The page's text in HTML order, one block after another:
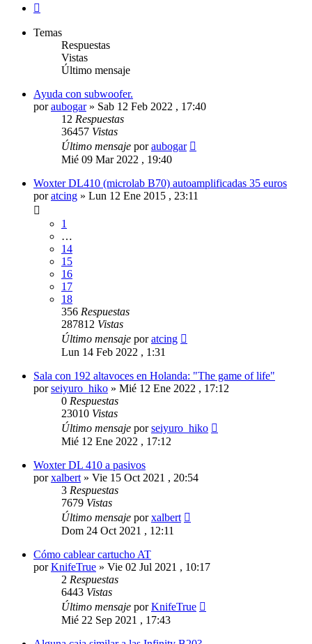
Temas
Respuestas
Vistas
Último mensaje
Ayuda con subwoofer.
poraubogar» Sab 12 Feb 2022 , 17:40
12 Respuestas
36457 Vistas
Último mensaje poraubogar
Mié 09 Mar 2022 , 19:40
Woxter DL410 (microlab B70) autoamplificadas 35 euros
poratcing » Lun 12 Ene 2015 , 23:11
1
…
14
15
16
17
18
356 Respuestas
287812 Vistas
Último mensaje poratcing
Lun 14 Feb 2022 , 1:31
Sala con 192 altavoces en Holanda: "The game of life"
porseiyuro_hiko » Mié 12 Ene 2022 , 17:12
0 Respuestas
23010 Vistas
Último mensaje porseiyuro_hiko
Mié 12 Ene 2022 , 17:12
Woxter DL 410 a pasivos
porxalbert » Vie 15 Oct 2021 , 20:54
3 Respuestas
7679 Vistas
Último mensaje porxalbert
Dom 24 Oct 2021 , 12:11
Cómo cablear cartucho AT
porKnifeTrue » Vie 02 Jul 2021 , 10:17
2 Respuestas
6443 Vistas
Último mensaje porKnifeTrue
Mié 22 Sep 2021 , 17:43